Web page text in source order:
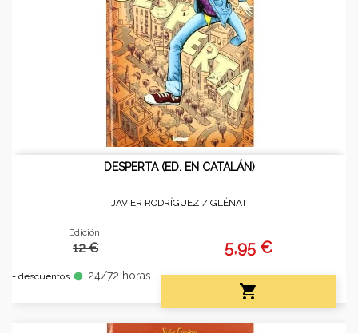
DESPERTA (ED. EN CATALÁN)
JAVIER RODRÍGUEZ / GLÉNAT
Edición:
12 €
+ descuentos fiber_manual_record 24/72 horas
5,95 €
